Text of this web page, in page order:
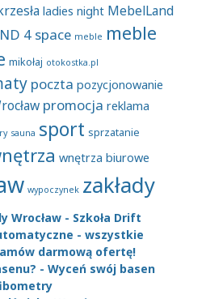
ladies night MebelLand
4 space meble meble
mikołaj otokostka.pl
poczta pozycjonowanie
promocja reklama
sauna sport sprzatanie
wnętrza biurowe
wypoczynek zakłady
Wrocław - Szkoła Drift
- wszystkie
darmową ofertę!
- Wyceń swój basen